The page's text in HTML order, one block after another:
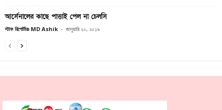
আর্সেনালের কাছে পাত্তাই পেল না চেলসি
স্টাফ রিপোর্টারঃ MD Ashik - জানুয়ারি ২০, ২০১৯